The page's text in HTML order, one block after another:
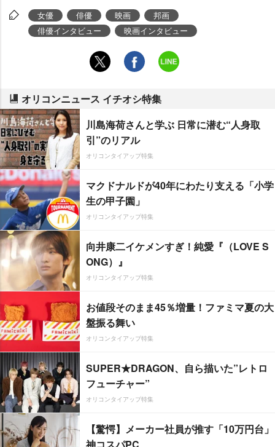
女優 俳優 映画
邦画
俳優インタビュー
映画インタビュー
オリコンニュース イチオシ特集
川島海荷さんと学ぶ 日常に潜む“人身取
引”のリアル
オリコンタイアップ特集
マクドナルドが40年にわたり支える「小学
生の甲子園」
オリコンタイアップ特集
向井康二イケメンすぎ！純愛『（LOVE S
ONG）』
オリコンタイアップ特集
お値段そのまま45％増量！ファミマ夏の大
盤振る舞い
オリコンタイアップ特集
SUPER★DRAGON、自ら描いた”レトロ
フューチャー”
オリコンタイアップ特集
【驚愕】メーカー社員が推す「10万円台」